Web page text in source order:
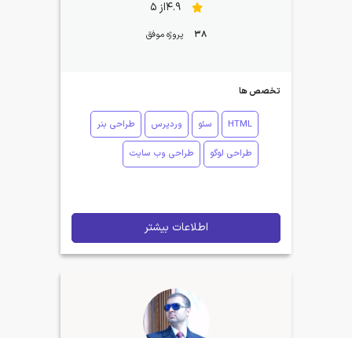
4.9از 5
38 پروژه موفق
تخصص ها
HTML سئو وردپرس طراحی بنر
طراحی لوگو طراحی وب سایت
اطلاعات بیشتر